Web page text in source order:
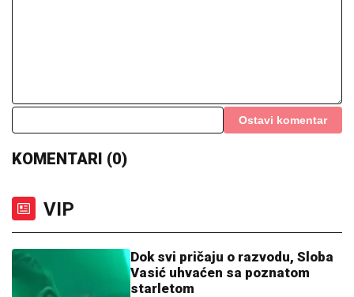
Ostavi komentar
KOMENTARI (0)
VIP
Dok svi pričaju o razvodu, Sloba
Vasić uhvaćen sa poznatom
starletom